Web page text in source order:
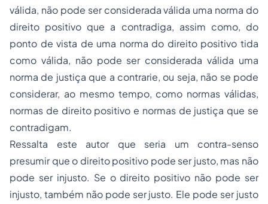
válida, não pode ser considerada válida uma norma do
direito positivo que a contradiga, assim como, do
ponto de vista de uma norma do direito positivo tida
como válida, não pode ser considerada válida uma
norma de justiça que a contrarie, ou seja, não se pode
considerar, ao mesmo tempo, como normas válidas,
normas de direito positivo e normas de justiça que se
contradigam.
Ressalta este autor que seria um contra-senso
presumir que o direito positivo pode ser justo, mas não
pode ser injusto. Se o direito positivo não pode ser
injusto, também não pode ser justo. Ele pode ser justo